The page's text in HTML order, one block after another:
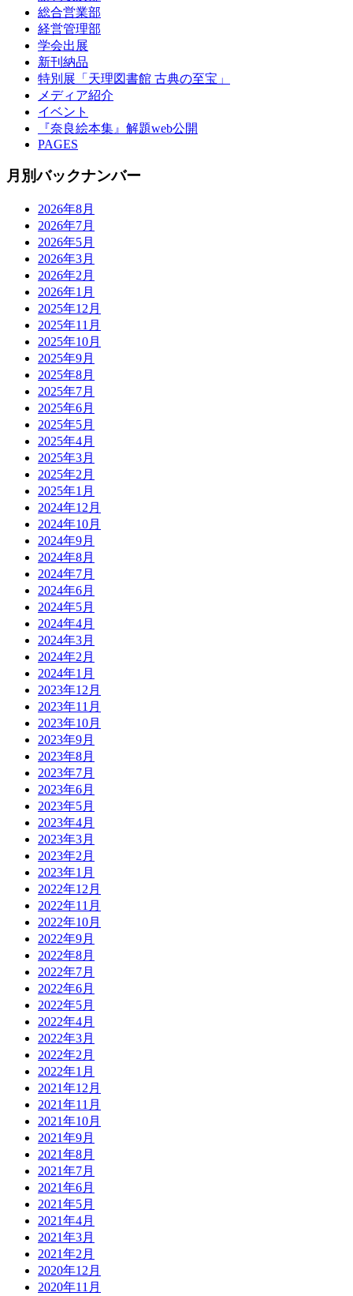
総合営業部
経営管理部
学会出展
新刊納品
特別展「天理図書館 古典の至宝」
メディア紹介
イベント
『奈良絵本集』解題web公開
PAGES
月別バックナンバー
2026年8月
2026年7月
2026年5月
2026年3月
2026年2月
2026年1月
2025年12月
2025年11月
2025年10月
2025年9月
2025年8月
2025年7月
2025年6月
2025年5月
2025年4月
2025年3月
2025年2月
2025年1月
2024年12月
2024年10月
2024年9月
2024年8月
2024年7月
2024年6月
2024年5月
2024年4月
2024年3月
2024年2月
2024年1月
2023年12月
2023年11月
2023年10月
2023年9月
2023年8月
2023年7月
2023年6月
2023年5月
2023年4月
2023年3月
2023年2月
2023年1月
2022年12月
2022年11月
2022年10月
2022年9月
2022年8月
2022年7月
2022年6月
2022年5月
2022年4月
2022年3月
2022年2月
2022年1月
2021年12月
2021年11月
2021年10月
2021年9月
2021年8月
2021年7月
2021年6月
2021年5月
2021年4月
2021年3月
2021年2月
2020年12月
2020年11月